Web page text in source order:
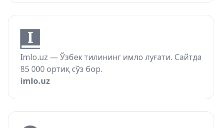
Imlo.uz — Ўзбек тилининг имло луғати. Сайтда
85 000 ортиқ сўз бор.
imlo.uz